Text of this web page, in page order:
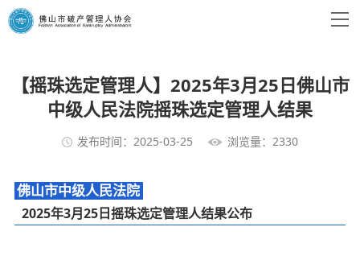
【摇珠选定管理人】2025年3月25日佛山市
中级人民法院摇珠选定管理人结果
发布时间：2025-03-25 浏览量：2330
佛山市中级人民法院
2025年3月25日摇珠选定管理人结果公布